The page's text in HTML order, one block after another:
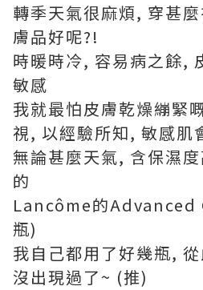
轉季天氣很麻煩, 穿甚
膚品好呢?!
時暖時冷, 容易病之餘,
敏感
我就最怕皮膚乾燥繃緊
視, 以經驗所知, 敏感肌
無論甚麼天氣, 含保濕
的
Lancôme的
瓶)
我自己都用了好幾瓶,
沒出現過了~ (推)